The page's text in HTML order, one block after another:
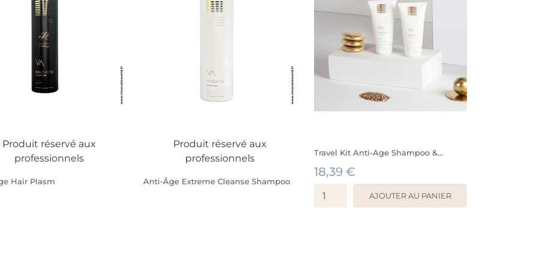
Produit réservé aux
professionnels
Hair Plasm
Produit réservé aux
professionnels
Anti-Âge Extreme Cleanse Shampoo
Travel Kit Anti-Age Shampoo &...
18,39 €
AJOUTER AU PANIER
APERÇU RAPIDE